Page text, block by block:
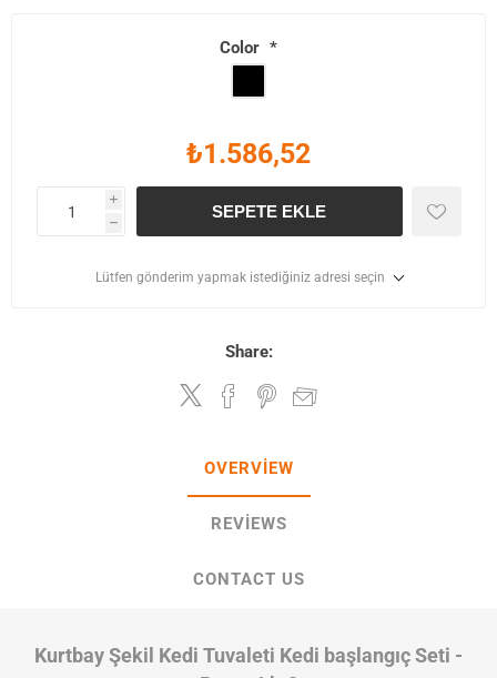
Color *
₺1.586,52
i
h
SEPETE EKLE
Lütfen gönderim yapmak istediğiniz adresi seçin
Share:
OVERVIEW
REVIEWS
CONTACT US
Kurtbay Şekil Kedi Tuvaleti Kedi başlangıç Seti -